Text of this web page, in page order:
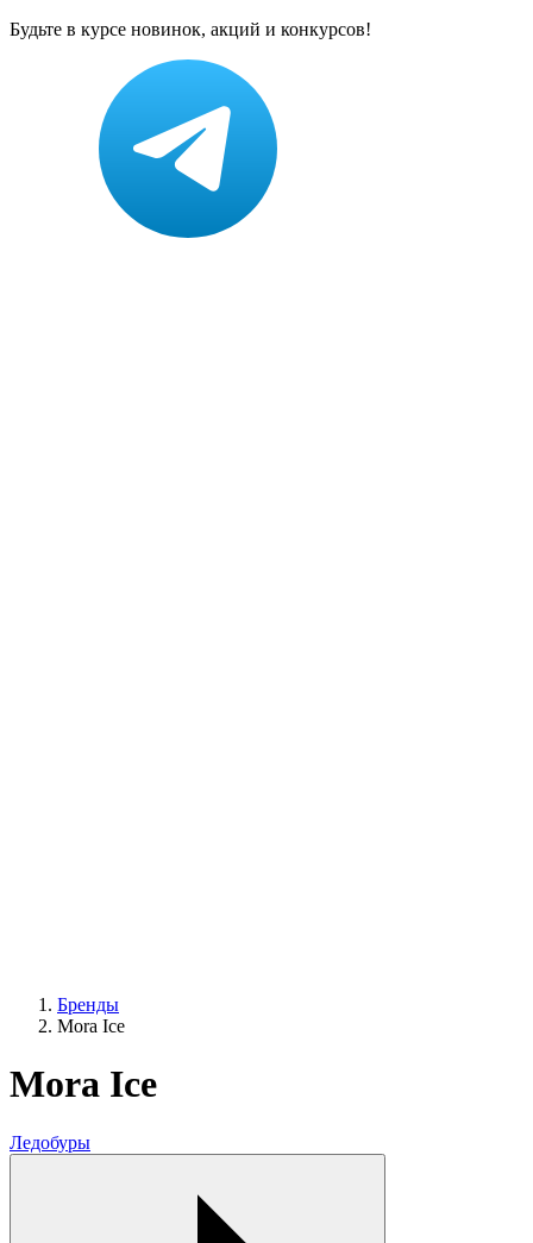
Будьте в курсе новинок, акций и конкурсов!
Бренды
Mora Ice
Mora Ice
Ледобуры